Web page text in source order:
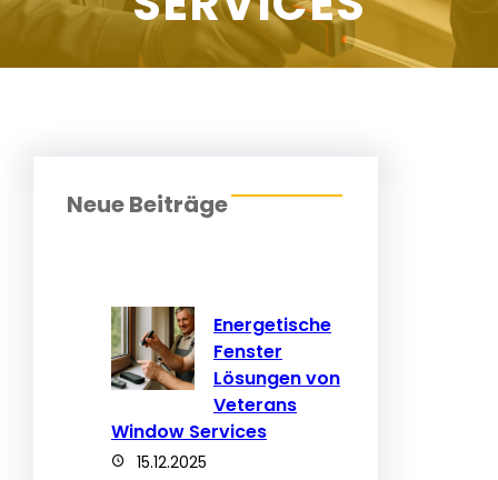
Neue Beiträge
Energetische
Fenster
Lösungen von
Veterans
Window Services
15.12.2025